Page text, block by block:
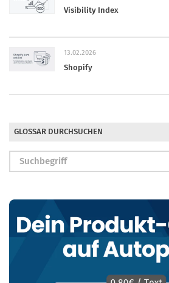
Visibility Index
13.02.2026
Shopify
GLOSSAR DURCHSUCHEN